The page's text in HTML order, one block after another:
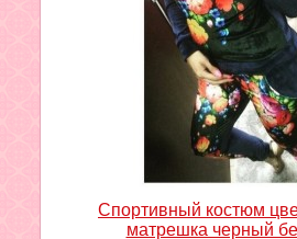
Спортивный костюм
матрешка черный